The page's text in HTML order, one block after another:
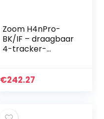
Zoom H4nPro-
BK/IF – draagbaar
4-tracker-
en 2 x XLR-
€242.27